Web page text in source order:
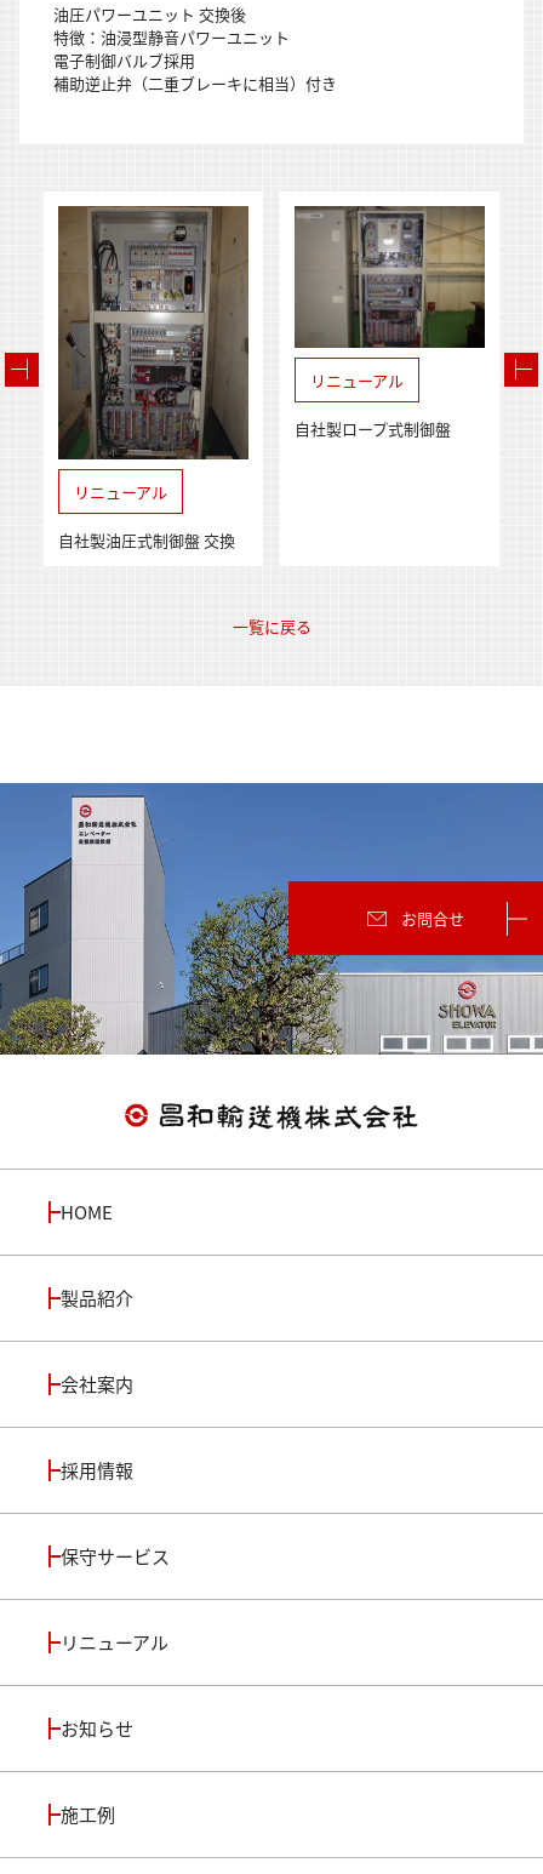
油圧パワーユニット 交換後
特徴：油浸型静音パワーユニット
電子制御バルブ採用
補助逆止弁（二重ブレーキに相当）付き
リニューアル
自社製油圧式制御盤 交換
リニューアル
自社製ロープ式制御盤
一覧に戻る
お問合せ
HOME
製品紹介
会社案内
採用情報
保守サービス
リニューアル
お知らせ
施工例